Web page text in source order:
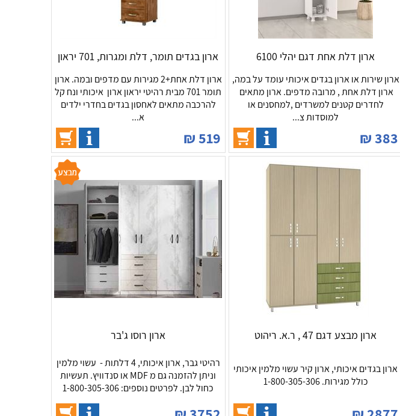
ארון דלת אחת דגם יהלי 6100
ארון שירות או ארון בגדים איכותי עומד על במה,
ארון דלת אחת , מרובה מדפים. ארון מתאים
לחדרים קטנים למשרדים ,למחסנים או
למוסדות צ...
383
₪
ארון בגדים תומר, דלת ומגרות, 701 יראון
ארון דלת אחת+2 מגירות עם מדפים ובמה. ארון
תומר 701 מבית רהיטי יראון ארון איכותי ונח קל
להרכבה מתאים לאחסון בגדים בחדרי ילדים
א...
519
₪
ארון מבצע דגם 47 , ר.א. ריהוט
ארון בגדים איכותי, ארון קיר עשוי מלמין איכותי
כולל מגירות. 1-800-305-306
ארון רוסו ג'בר
רהיטי גבר, ארון איכותי, 4 דלתות - עשוי מלמין
וניתן להזמנה גם מ MDF או סנדוויץ. תעשיות
כחול לבן. לפרטים נוספים: 1-800-305-306